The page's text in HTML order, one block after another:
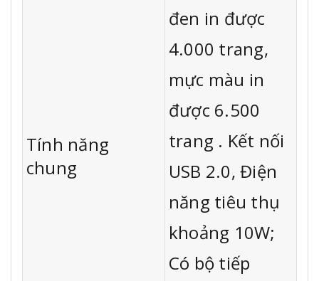
Tính năng
chung
đen in được
4.000 trang,
mực màu in
được 6.500
trang . Kết nối
USB 2.0, Điện
năng tiêu thụ
khoảng 10W;
Có bộ tiếp